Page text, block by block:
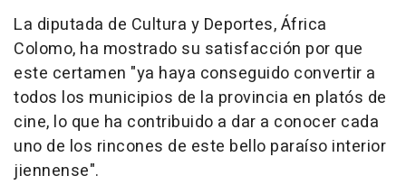
La diputada de Cultura y Deportes, África
Colomo, ha mostrado su satisfacción por que
este certamen "ya haya conseguido convertir a
todos los municipios de la provincia en platós de
cine, lo que ha contribuido a dar a conocer cada
uno de los rincones de este bello paraíso interior
jiennense".